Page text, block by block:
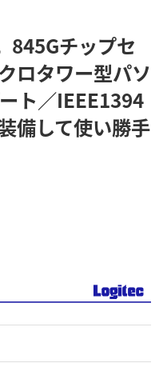
チップセ
ロタワー型パソ
ト／IEEE1394
備して使い勝手